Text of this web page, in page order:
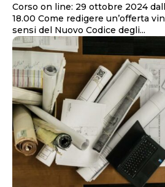
Corso on line: 29 ottobre 2024
18.00 Come redigere un’offerta vincente in un appalto ai
sensi del Nuovo Codice degli...